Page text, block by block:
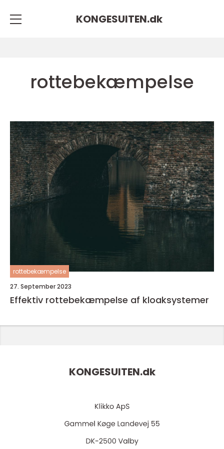
KONGESUITEN.dk
rottebekæmpelse
rottebekæmpelse
27. September 2023
Effektiv rottebekæmpelse af kloaksystemer
KONGESUITEN.dk